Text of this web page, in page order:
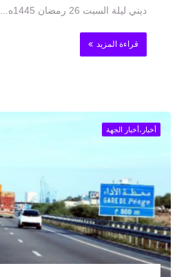
ديني ليلة السبت 26 رمضان 1445ه...
قراءة المزيد
أخبار،أخبار الجهة